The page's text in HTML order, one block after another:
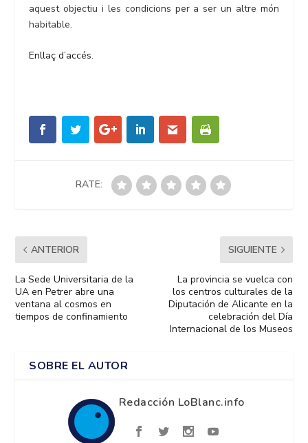
aquest objectiu i les condicions per a ser un altre món
habitable.
Enllaç d’accés.
RATE:
ANTERIOR
La Sede Universitaria de la
UA en Petrer abre una
ventana al cosmos en
tiempos de confinamiento
SIGUIENTE
La provincia se vuelca con
los centros culturales de la
Diputación de Alicante en la
celebración del Día
Internacional de los Museos
SOBRE EL AUTOR
Redacción LoBlanc.info